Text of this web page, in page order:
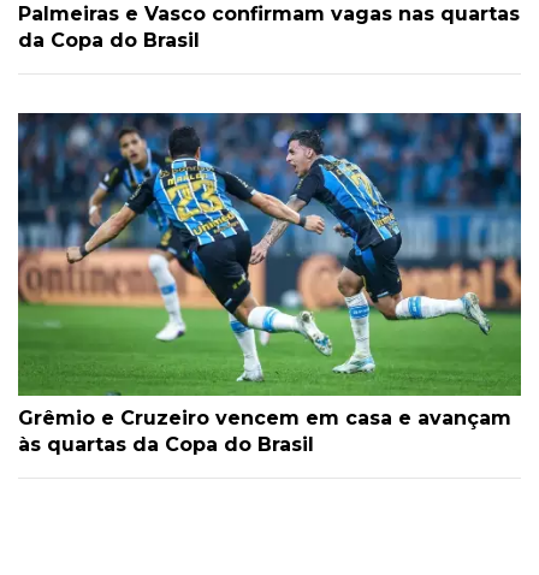
Palmeiras e Vasco confirmam vagas nas quartas
da Copa do Brasil
Grêmio e Cruzeiro vencem em casa e avançam
às quartas da Copa do Brasil